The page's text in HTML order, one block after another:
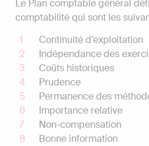
Le Plan comptable général
comptabilité qui sont les
Continuité d’exploitation
Indépendance des
Coûts historiques
Prudence
Permanence des
Importance relative
Non-compensation
Bonne information